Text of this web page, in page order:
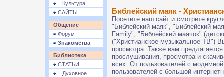
Культура
САЙТЫ
Общение
Форум
Знакомства
Библиотека
СТАТЬИ
Духовное
Библейский маяк -
Посетите наш сайт и смотрите
"Библейский маяк", "Библейский
Family", "Библейский маячок"
("Христианское музыкальное ТВ")
просмотра. Также вам
прослушивания, просмотра и
всех. От пользователей с
пользователей с большой